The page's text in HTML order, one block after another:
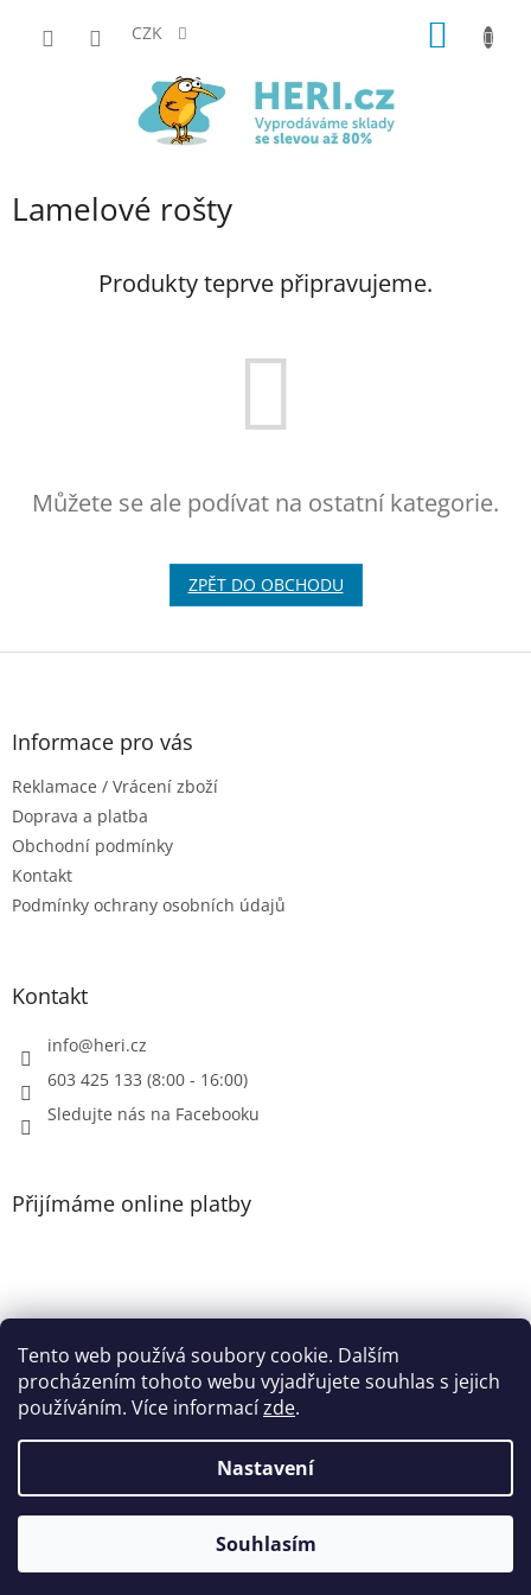
Tento web používá soubory cookie. Dalším
procházením tohoto webu vyjadřujete souhlas s jejich
používáním. Více informacízde.
Nastavení
Souhlasím
CZK
Lamelové rošty
Produkty teprve připravujeme.
Můžete se ale podívat na ostatní kategorie.
ZPĚT DO OBCHODU
Z
Informace pro vás
Reklamace / Vrácení zboží
Doprava a platba
Obchodní podmínky
Kontakt
Podmínky ochrany osobních údajů
Kontakt
info@heri.cz
603 425 133 (8:00 - 16:00)
Sledujte nás na Facebooku
Přijímáme online platby
Patička
Vytvořil Shoptet
Heri.cz. Všechna práva vyhrazena.